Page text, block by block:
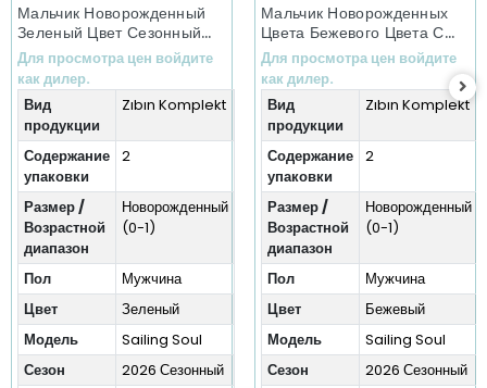
Мальчик Новорожденный
Зеленый Цвет Сезонный
Зиппер Комбинезон Для
Плавания Sailing Soul
Для просмотра цен войдите
как дилер.
Вид
продукции
Zıbın Komplekt
Содержание
упаковки
2
Размер /
Возрастной
диапазон
Новорожденный
(0-1)
Пол
Мужчина
Цвет
Зеленый
Модель
Sailing Soul
Сезон
2026 Сезонный
Мальчик Новорожденных
Цвета Бежевого Цвета С
Зимними Душами Души
Моря Новый Рожденный
Комплектный Комплект
Для просмотра цен войдите
как дилер.
Вид
продукции
Zıbın Komplekt
Содержание
упаковки
2
Размер /
Возрастной
диапазон
Новорожденный
(0-1)
Пол
Мужчина
Цвет
Бежевый
Модель
Sailing Soul
Сезон
2026 Сезонный